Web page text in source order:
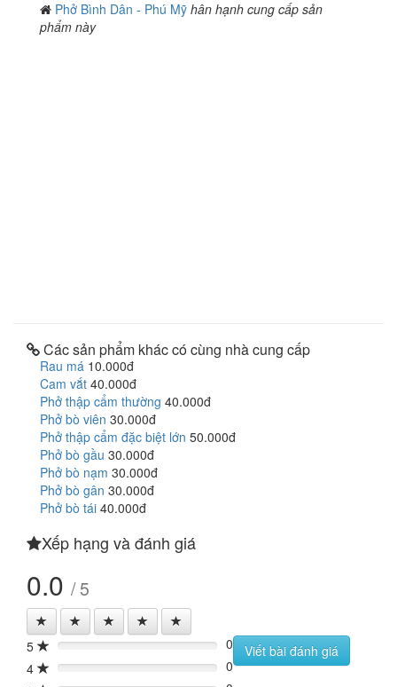
Phở Bình Dân - Phú Mỹ hân hạnh cung cấp sản
phẩm này
Các sản phẩm khác có cùng nhà cung cấp
Rau má 10.000đ
Cam vắt 40.000đ
Phở thập cẩm thường 40.000đ
Phở bò viên 30.000đ
Phở thập cẩm đặc biệt lớn 50.000đ
Phở bò gầu 30.000đ
Phở bò nạm 30.000đ
Phở bò gân 30.000đ
Phở bò tái 40.000đ
Xếp hạng và đánh giá
0.0 / 5
5 0%
0
4
0%
0
Viết bài đánh giá